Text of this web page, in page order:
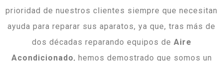
prioridad de nuestros clientes siempre que necesitan
ayuda para reparar sus aparatos, ya que, tras más de
dos décadas reparando equipos de Aire
Acondicionado, hemos demostrado que somos un